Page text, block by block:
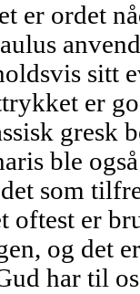
er ordet
sitt
er
gresk
ble
som
oftest er
og det
har til